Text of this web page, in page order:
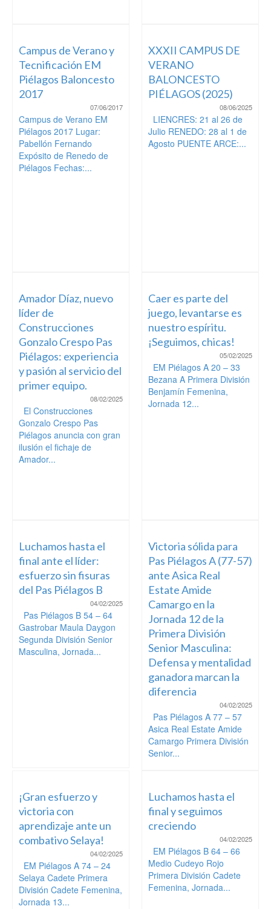
Campus de Verano y
Tecnificación EM
Piélagos Baloncesto
2017
07/06/2017
Campus de Verano EM
Piélagos 2017 Lugar:
Pabellón Fernando
Expósito de Renedo de
Piélagos Fechas:...
XXXII CAMPUS DE
VERANO
BALONCESTO
PIÉLAGOS (2025)
08/06/2025
LIENCRES: 21 al 26 de
Julio RENEDO: 28 al 1 de
Agosto PUENTE ARCE:...
Amador Díaz, nuevo
líder de
Construcciones
Gonzalo Crespo Pas
Piélagos: experiencia
y pasión al servicio del
primer equipo.
08/02/2025
El Construcciones
Gonzalo Crespo Pas
Piélagos anuncia con gran
ilusión el fichaje de
Amador...
Caer es parte del
juego, levantarse es
nuestro espíritu.
¡Seguimos, chicas!
05/02/2025
EM Piélagos A 20 – 33
Bezana A Primera División
Benjamín Femenina,
Jornada 12...
Luchamos hasta el
final ante el líder:
esfuerzo sin fisuras
del Pas Piélagos B
04/02/2025
Pas Piélagos B 54 – 64
Gastrobar Maula Daygon
Segunda División Senior
Masculina, Jornada...
Victoria sólida para
Pas Piélagos A (77-57)
ante Asica Real
Estate Amide
Camargo en la
Jornada 12 de la
Primera División
Senior Masculina:
Defensa y mentalidad
ganadora marcan la
diferencia
04/02/2025
Pas Piélagos A 77 – 57
Asica Real Estate Amide
Camargo Primera División
Senior...
¡Gran esfuerzo y
victoria con
aprendizaje ante un
combativo Selaya!
04/02/2025
EM Piélagos A 74 – 24
Selaya Cadete Primera
División Cadete Femenina,
Jornada 13...
Luchamos hasta el
final y seguimos
creciendo
04/02/2025
EM Piélagos B 64 – 66
Medio Cudeyo Rojo
Primera División Cadete
Femenina, Jornada...